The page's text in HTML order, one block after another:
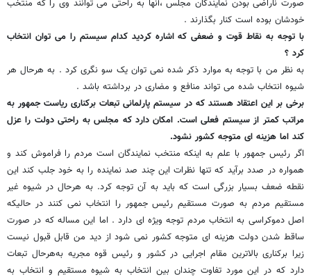
صورت ناراضی بودن نمایندگان مجلس ،آنها به راحتی می توانند وی را که منتخب
خودشان بوده است کنار بگذارند .
با توجه به نقاط قوت و ضعفی که اشاره کردید کدام سیستم را می توان انتخاب
کرد ؟
به نظر من با توجه به موارد ذکر شده نمی توان یک سو نگری کرد . به هرحال هر
شیوه انتخاب شده می تواند منافع و مضاری در برداشته باشد .
برخی بر این اعتقاد هستند که در سیستم پارلمانی تبعات برکناری ریاست جمهور به
مراتب کمتر از سیستم فعلی است. امکان دارد که مجلس به راحتی دولت را عزل
کند اما هزینه ای متوجه کشور نشود.
اگر رئیس جمهور با علم به اینکه منتخب نمایندگان است مردم را فراموش کند و
همواره در صدد برآید که تنها نظرات این چند صد نماینده را به خود جلب کند این
نقطه ضعف بسیار بزرگی است که باید به آن توجه کرد. به هرحال در شیوه غیر
مستقیم مردم به صورت مستقیم رئیس جمهور را انتخاب نمی کنند در حالیکه
اصل دموکراسی به انتخاب مردم توجه ویژه ای دارد . اما این مساله که در صورت
ساقط شدن دولت هزینه ای متوجه کشور نمی شود از دید من قابل قبول نیست
زیرا برکناری بالاترین مقام اجرایی در کشور و رئیس قوه مجریه به‌هرحال تبعات
دارد که در این مورد تفاوت چندان بین انتخاب به شیوه مستقیم و انتخاب به